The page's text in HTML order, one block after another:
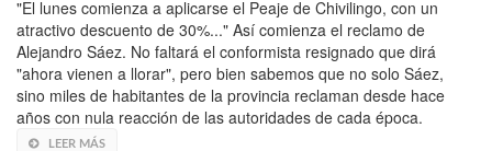
"El lunes comienza a aplicarse el Peaje de Chivilingo, con un
atractivo descuento de 30%..." Así comienza el reclamo de
Alejandro Sáez. No faltará el conformista resignado que dirá
"ahora vienen a llorar", pero bien sabemos que no solo Sáez,
sino miles de habitantes de la provincia reclaman desde hace
años con nula reacción de las autoridades de cada época.
LEER MÁS